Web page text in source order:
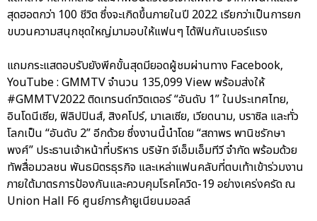
สุดฮอตกว่า 100 ชีวิต ซึ่งจะเกิดขึ้นภายในปี 2022 เรียกว่าเป็นการยก
ขบวนความสนุกชุดใหญ่มามอบให้แฟนๆ ได้ฟินกันเบอร์แรง
แถมกระแสตอบรับยังพีคขั้นสุดมียอดผู้ชมผ่านทาง Facebook,
YouTube : GMMTV จำนวน 135,099 View พร้อมส่งให้
#GMMTV2022 ติดเทรนด์ทวิตเตอร์ “อันดับ 1” ในประเทศไทย,
อินโดนีเซีย, ฟิลิปปินส์, สิงคโปร์, มาเลเซีย, เวียดนาม, บราซิล และทั่ว
โลกเป็น “อันดับ 2” อีกด้วย ซึ่งงานนี้นำโดย “สถาพร พานิชรักษา
พงศ์” ประธานเจ้าหน้าที่บริหาร บริษัท จีเอ็มเอ็มทีวี จำกัด พร้อมด้วย
ทัพสื่อมวลชน พันธมิตรธุรกิจ และเหล่าแฟนคลับที่ตบเท้าเข้าร่วมงาน
ภายใต้มาตรการป้องกันและควบคุมโรคโควิด-19 อย่างเคร่งครัด ณ
Union Hall F6 ศูนย์การค้ายูเนียนมอลล์